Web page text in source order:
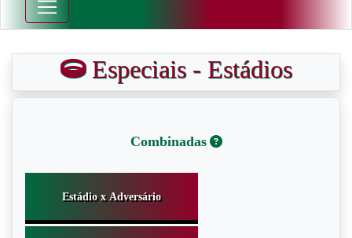
Especiais - Estádios
Combinadas